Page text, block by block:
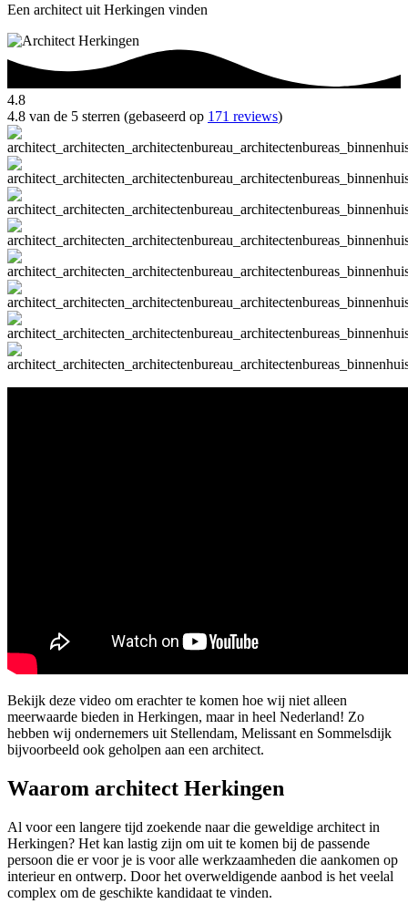
Een architect uit Herkingen vinden
4.8
4.8 van de 5 sterren (gebaseerd op 171 reviews)
Bekijk deze video om erachter te komen hoe wij niet alleen
meerwaarde bieden in Herkingen, maar in heel Nederland! Zo
hebben wij ondernemers uit Stellendam, Melissant en Sommelsdijk
bijvoorbeeld ook geholpen aan een architect.
Waarom architect Herkingen
Al voor een langere tijd zoekende naar die geweldige architect in
Herkingen? Het kan lastig zijn om uit te komen bij de passende
persoon die er voor je is voor alle werkzaamheden die aankomen op
interieur en ontwerp. Door het overweldigende aanbod is het veelal
complex om de geschikte kandidaat te vinden.